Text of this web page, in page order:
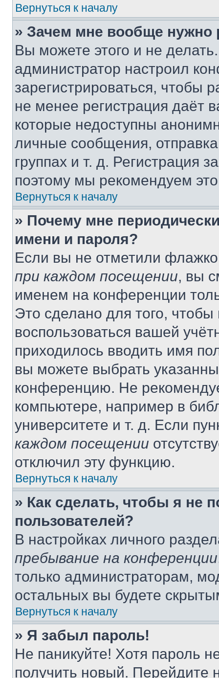
Вернуться к началу
» Зачем мне вообще нужно
Вы можете этого и не
администратор настроил
зарегистрироваться, чтобы
не менее регистрация даёт
которые недоступны
личные сообщения,
группах и т. д. Регистрация
поэтому мы рекомендуем
Вернуться к началу
» Почему мне
имени и пароля?
Если вы не отметили
при каждом посещении, вы
именем на конференции
Это сделано для того, чтобы
воспользоваться вашей
приходилось вводить имя
вы можете выбрать
конференцию. Не
компьютере, например в
университете и т. д. Если
каждом посещении
отключил эту функцию.
Вернуться к началу
» Как сделать, чтобы я не
пользователей?
В настройках личного
пребывание на конференции
только администраторам,
остальных вы будете
Вернуться к началу
» Я забыл пароль!
Не паникуйте! Хотя пароль
получить новый. Перейдите